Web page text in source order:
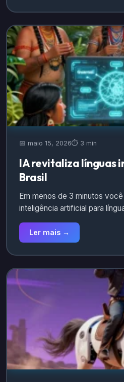
📅 maio 15, 2026⏱️ 3 min
IA revitaliza línguas
Brasil
Em menos de 3 minutos
inteligência artificial para
Ler mais →